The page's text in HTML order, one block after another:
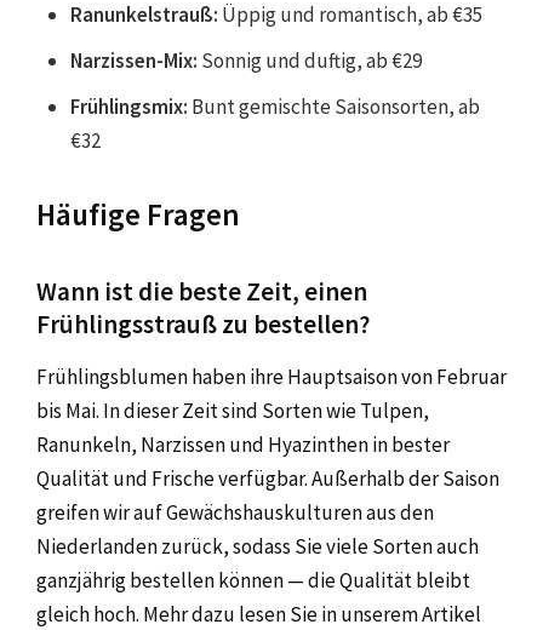
Ranunkelstrauß: Üppig und romantisch, ab €35
Narzissen-Mix: Sonnig und duftig, ab €29
Frühlingsmix: Bunt gemischte Saisonsorten, ab
€32
Häufige Fragen
Wann ist die beste Zeit, einen
Frühlingsstrauß zu bestellen?
Frühlingsblumen haben ihre Hauptsaison von Februar
bis Mai. In dieser Zeit sind Sorten wie Tulpen,
Ranunkeln, Narzissen und Hyazinthen in bester
Qualität und Frische verfügbar. Außerhalb der Saison
greifen wir auf Gewächshauskulturen aus den
Niederlanden zurück, sodass Sie viele Sorten auch
ganzjährig bestellen können — die Qualität bleibt
gleich hoch. Mehr dazu lesen Sie in unserem Artikel